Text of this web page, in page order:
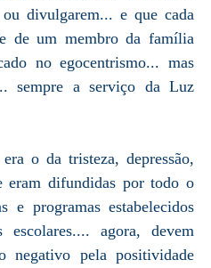
divulgarem... e que cada
de um membro da família
no egocentrismo... mas
sempre a serviço da Luz
o da tristeza, depressão,
eram difundidas por todo o
e programas estabelecidos
agora, devem
negativo pela positividade